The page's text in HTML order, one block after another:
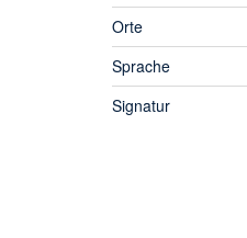
Orte
Sprache
Signatur